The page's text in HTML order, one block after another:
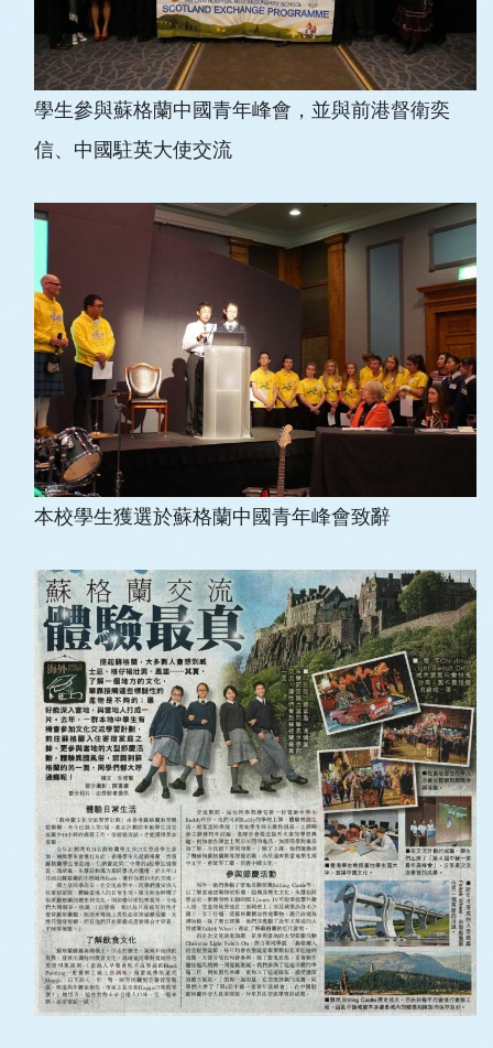
學生參與蘇格蘭中國青年峰會，並與前港督衛奕
信、中國駐英大使交流
本校學生獲選於蘇格蘭中國青年峰會致辭